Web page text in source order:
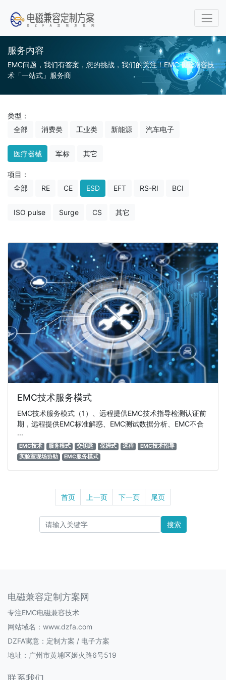
服务内容
EMC问题，我们有答案，您的挑战，我们的关注！EMC电磁兼容技
术「一站式」服务商
类型：
全部
消费类 工业类 新能源 汽车电子
医疗器械 军标 其它
项目：
全部
RE CE ESD EFT RS-RI BCI
ISO pulse Surge CS 其它
EMC技术服务模式
EMC技术服务模式（1）、远程提供EMC技术指导检测认证前
期，远程提供EMC标准解惑、EMC测试数据分析、EMC不合
···
EMC技术 服务模式 交钥匙 保姆式 远程
EMC技术指导
实验室现场协助
EMC服务模式
首页 上一页 下一页 尾页
搜索
电磁兼容定制方案网
专注EMC电磁兼容技术
网站域名：www.dzfa.com
DZFA寓意：定制方案 / 电子方案
地址：广州市黄埔区姬火路6号519